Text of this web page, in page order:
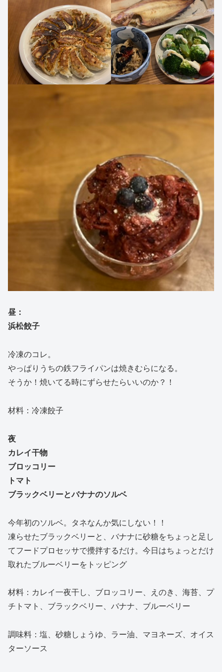
昼：
浜松餃子
冷凍のコレ。
やっぱりうちの鉄フライパンは焼きむらになる。
そうか！焼いてる時にずらせたらいいのか？！
材料：冷凍餃子
夜
カレイ干物
ブロッコリー
トマト
ブラックベリーとバナナのソルベ
今年初のソルベ。タネなんか気にしない！！
凍らせたブラックベリーと、バナナに砂糖をちょっと足し
てフードプロセッサで攪拌するだけ。今日はちょっとだけ
取れたブルーベリーをトッピング
材料：カレイ一夜干し、ブロッコリー、えのき、海苔、プ
チトマト、ブラックベリー、バナナ、ブルーベリー
調味料：塩、砂糖しょうゆ、ラー油、マヨネーズ、オイス
ターソース